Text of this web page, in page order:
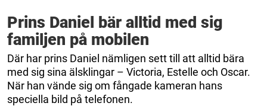
Prins Daniel bär alltid med sig
familjen på mobilen
Där har prins Daniel nämligen sett till att alltid bära
med sig sina älsklingar – Victoria, Estelle och Oscar.
När han vände sig om fångade kameran hans
speciella bild på telefonen.